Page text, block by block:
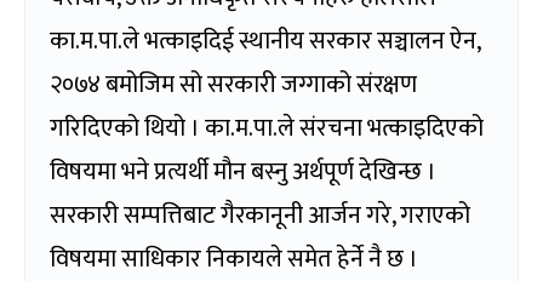
का.म.पा.ले भत्काइदिई स्थानीय सरकार सञ्चालन ऐन,
२०७४ बमोजिम सो सरकारी जग्गाको संरक्षण
गरिदिएको थियो । का.म.पा.ले संरचना भत्काइदिएको
विषयमा भने प्रत्यर्थी मौन बस्नु अर्थपूर्ण देखिन्छ ।
सरकारी सम्पत्तिबाट गैरकानूनी आर्जन गरे, गराएको
विषयमा साधिकार निकायले समेत हेर्ने नै छ ।